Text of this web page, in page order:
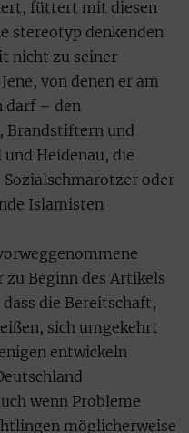
füttert mit diesen
stereotyp denkenden
nicht zu seiner
von denen er am
darf – den
Brandstiftern und
Heidenau, die
oder
Islamisten
Beginn des Artikels
die Bereitschaft,
sich umgekehrt
entwickeln
wenn Probleme
möglicherweise